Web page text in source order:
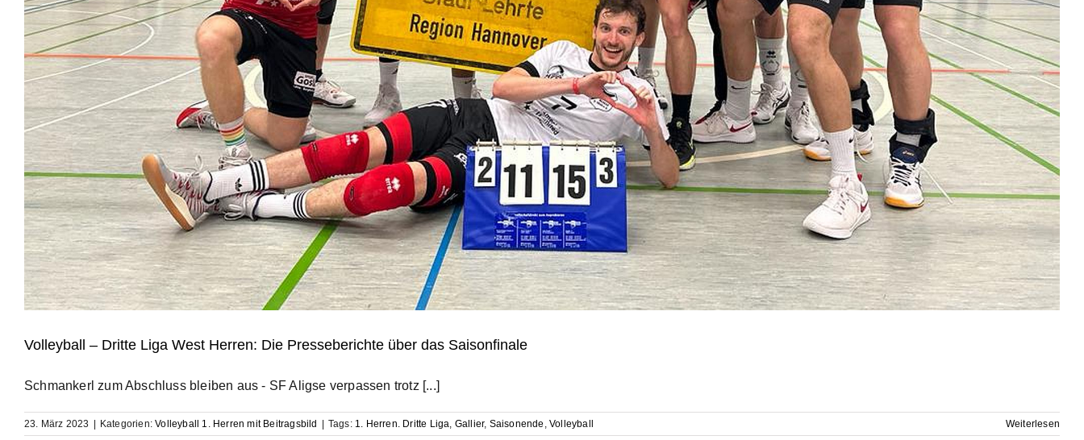
Volleyball – Dritte Liga West Herren: Die Presseberichte über das Saisonfinale
Schmankerl zum Abschluss bleiben aus - SF Aligse verpassen trotz [...]
23. März 2023 Kategorien:Volleyball 1. Herren mit Beitragsbild Tags: 1. Herren. Dritte Liga, Gallier, Saisonende ,Volleyball Weiterlesen